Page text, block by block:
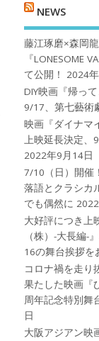
NEWS
藤江琢磨×森岡
『LONESOME
て公開！
2024
DIY映画『帰っ
9/17、第七藝術
映画『ダイナマ
上映延長決定、
2022年9月14日
7/10（日）開催
落語とクラシカ
でも偶然に
大好評につき上
（株）-大長編-
16の舞台挨拶を
コロナ禍を⾛り
果たした映画『
周年記念特別舞
日
大阪アジアン映